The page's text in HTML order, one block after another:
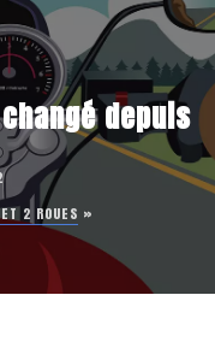
depuis
2 ROUES »